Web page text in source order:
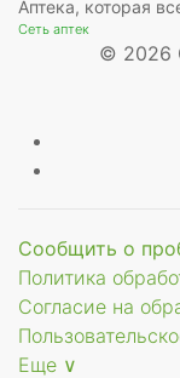
Аптека, которая
Сеть аптек
© 2026
Сообщить о
Политика
Согласие на
Еще ∨